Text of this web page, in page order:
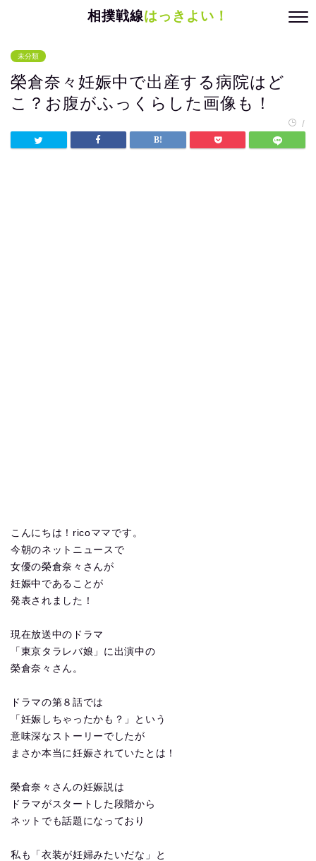
相撲戦線はっきよい！
未分類
榮倉奈々妊娠中で出産する病院はど
こ？お腹がふっくらした画像も！
/
こんにちは！ricoママです。
今朝のネットニュースで
女優の榮倉奈々さんが
妊娠中であることが
発表されました！
現在放送中のドラマ
「東京タラレバ娘」に出演中の
榮倉奈々さん。
ドラマの第８話では
「妊娠しちゃったかも？」という
意味深なストーリーでしたが
まさか本当に妊娠されていたとは！
榮倉奈々さんの妊娠説は
ドラマがスタートした段階から
ネットでも話題になっており
私も「衣装が妊婦みたいだな」と